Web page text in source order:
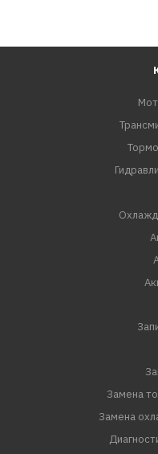
Замена
Замена